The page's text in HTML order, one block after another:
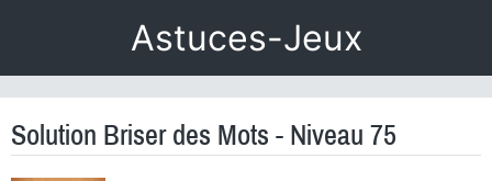
Astuces-Jeux
Solution Briser des Mots - Niveau 75